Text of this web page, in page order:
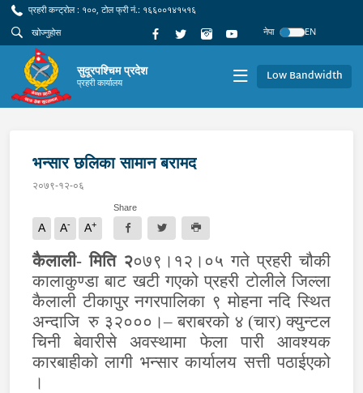
प्रहरी कन्ट्रोल : १००, टोल फ्री नं.: १६६००१४१५१६
नेपा
EN
सुदूरपश्चिम प्रदेश
प्रहरी कार्यालय Low Bandwidth
भन्सार छलिका सामान बरामद
२०७९-१२-०६
A A- A+
Share
कैलाली- मिति २०७९।१२।०५ गते प्रहरी चौकी
कालाकुण्डा बाट खटी गएको प्रहरी टोलीले जिल्ला
कैलाली टीकापुर नगरपालिका ९ मोहना नदि स्थित
अन्दाजि रु ३२०००।– बराबरको ४ (चार) क्युन्टल
चिनी बेवारीसे अवस्थामा फेला पारी आवश्यक
कारबाहीको लागी भन्सार कार्यालय सत्ती पठाईएको
।